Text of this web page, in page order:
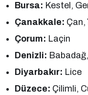
Bursa: Kestel,
Çanakkale: Çan,
Çorum: Laçin
Denizli:
Diyarbakır: Lice
Düzece: Çilimli,